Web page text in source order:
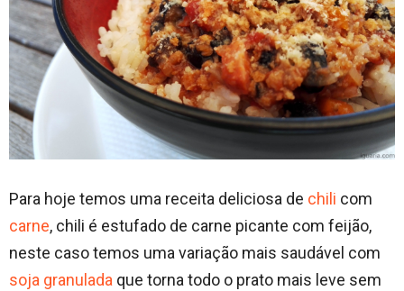
Para hoje temos uma receita deliciosa de chili com
carne, chili é estufado de carne picante com feijão,
neste caso temos uma variação mais saudável com
soja granulada que torna todo o prato mais leve sem